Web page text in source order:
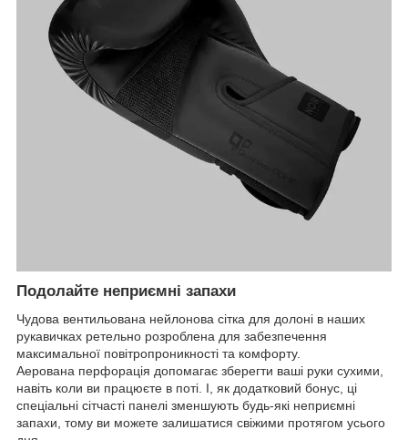
Подолайте неприємні запахи
Чудова вентильована нейлонова сітка для долоні в наших
рукавичках ретельно розроблена для забезпечення
максимальної повітропроникності та комфорту.
Аерована перфорація допомагає зберегти ваші руки сухими,
навіть коли ви працюєте в поті. І, як додатковий бонус, ці
спеціальні сітчасті панелі зменшують будь-які неприємні
запахи, тому ви можете залишатися свіжими протягом усього